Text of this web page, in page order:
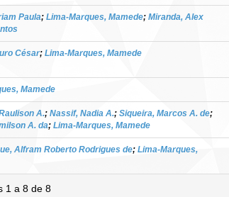
Paula; Lima-Marques, Mamede; Miranda, Alex
César; Lima-Marques, Mamede
Mamede
A.; Nassif, Nadia A.; Siqueira, Marcos A. de;
A. da; Lima-Marques, Mamede
Alfram Roberto Rodrigues de; Lima-Marques,
1 a 8 de 8